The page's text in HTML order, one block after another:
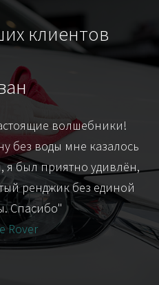
клиентов
волшебники!
без воды мне казалось
я был приятно удивлён,
ренджик без единой
Спасибо"
Rover